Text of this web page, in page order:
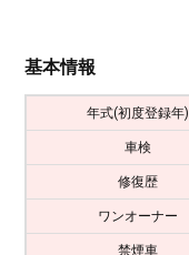
基本情報
年式(初度登録年)
車検
修復歴
ワンオーナー
禁煙車